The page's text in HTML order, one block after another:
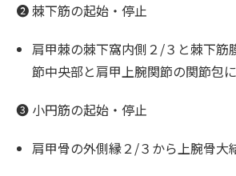
❷ 棘下筋の起始・停止
肩甲棘の棘下窩内側２/３と棘下筋
節中央部と肩甲上腕関節の関節包
❸ 小円筋の起始・停止
肩甲骨の外側縁２/３から上腕骨大